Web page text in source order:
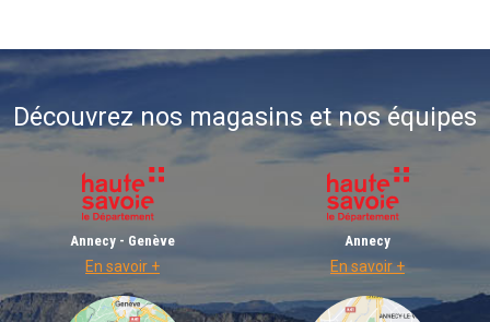
Découvrez nos magasins et nos équipes
Annecy - Genève
En savoir +
Annecy
En savoir +